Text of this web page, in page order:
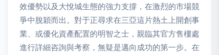
效優勢以及大悅城生態的強力支撐，在激烈的市場競
爭中脫穎而出。對于正尋求在三亞這片熱土上開創事
業、或優化資產配置的明智之士，親臨其官方售樓處
進行詳細咨詢與考察，無疑是邁向成功的第一步。在